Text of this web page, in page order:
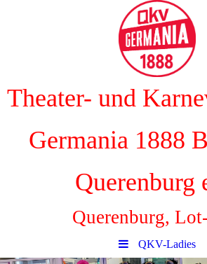
Theater- und
Germania 1888
Querenburg
Querenburg,
QKV-Ladies